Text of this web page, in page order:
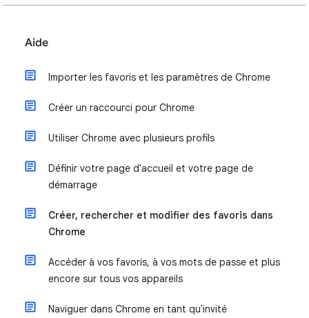
Aide
Importer les favoris et les paramètres de Chrome
Créer un raccourci pour Chrome
Utiliser Chrome avec plusieurs profils
Définir votre page d'accueil et votre page de
démarrage
Créer, rechercher et modifier des favoris dans
Chrome
Accéder à vos favoris, à vos mots de passe et plus
encore sur tous vos appareils
Naviguer dans Chrome en tant qu'invité